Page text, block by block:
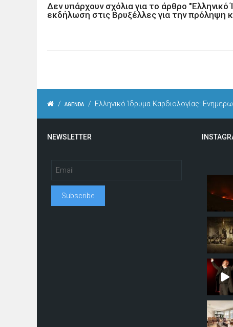
Δεν υπάρχουν σχόλια για το άρθρο
εκδήλωση στις Βρυξέλλες για την πρόληψη
/ AGENDA / Ελληνικό Ίδρυμα Καρδιολογίας:
NEWSLETTER